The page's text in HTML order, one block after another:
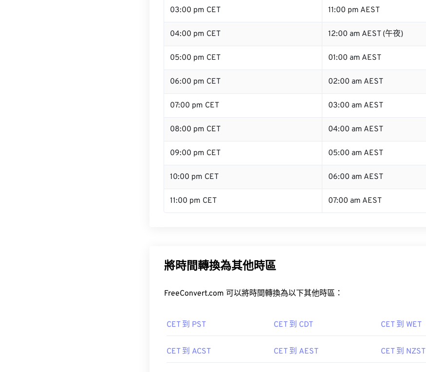
03:00 pm CET 11:00 pm AEST
04:00 pm CET 12:00 am AEST (午夜)
05:00 pm CET 01:00 am AEST
06:00 pm CET 02:00 am AEST
07:00 pm CET 03:00 am AEST
08:00 pm CET 04:00 am AEST
09:00 pm CET 05:00 am AEST
10:00 pm CET 06:00 am AEST
11:00 pm CET 07:00 am AEST
將時間轉換為其他時區
FreeConvert.com 可以將時間轉換為以下其他時區：
CET 到 PST CET 到 CDT CET 到 WET
CET 到 ACST CET 到 AEST CET 到 NZST